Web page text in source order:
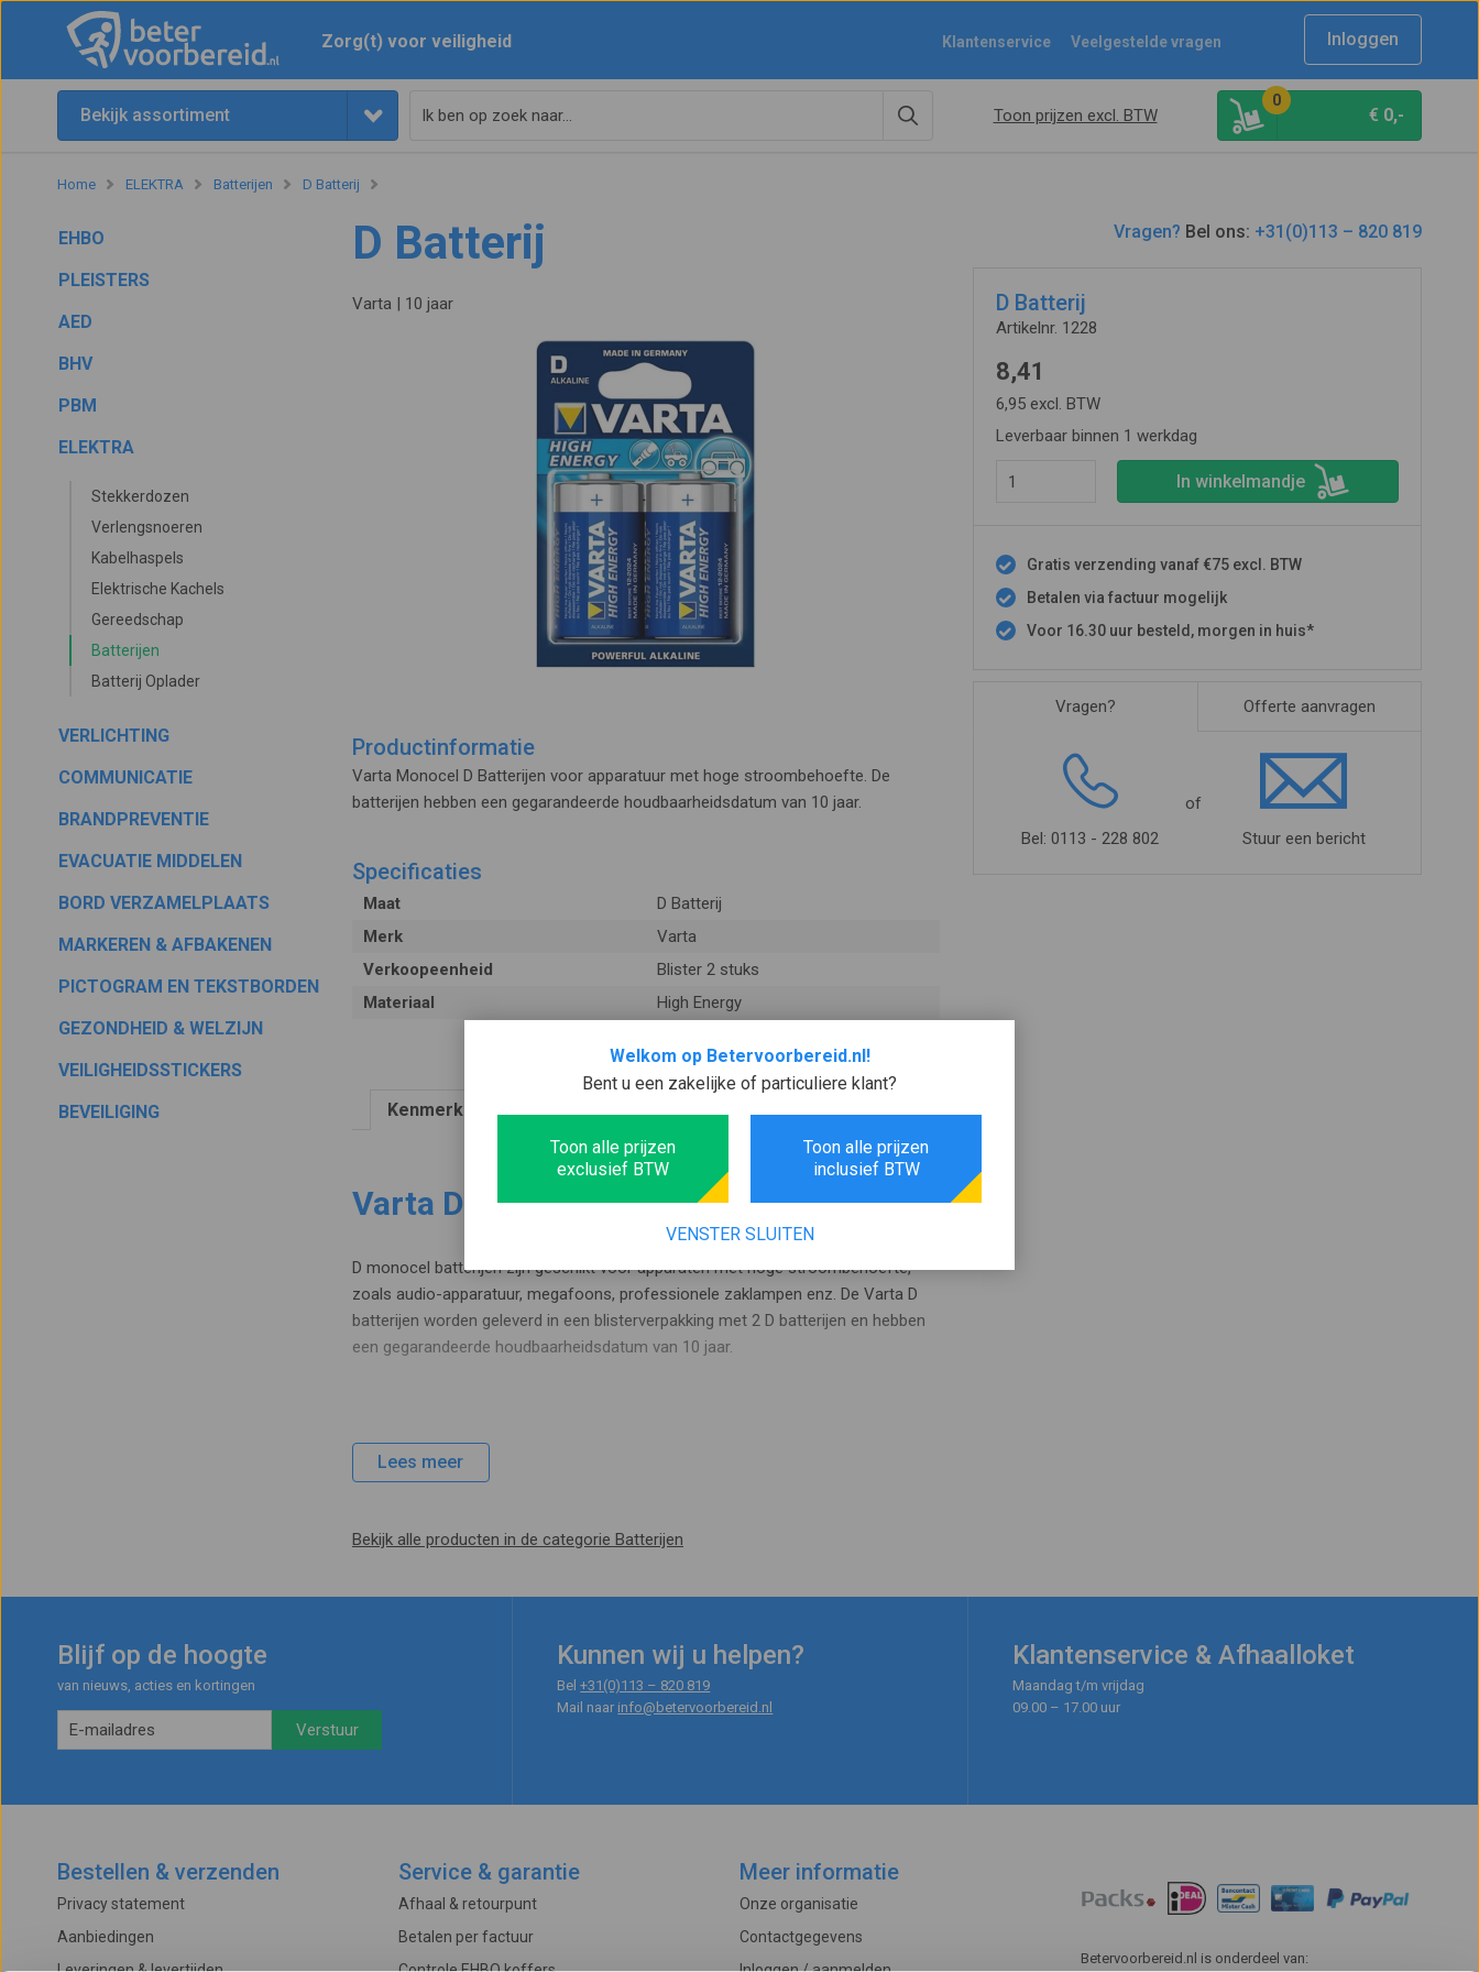
Zorg(t) voor veiligheid Klantenservice Veelgestelde vragen Inloggen
Bekijk assortiment Toon prijzen excl. BTW
0
€ 0,-
Home ELEKTRA Batterijen D Batterij
EHBO
PLEISTERS
AED
BHV
PBM
ELEKTRA
Stekkerdozen
Verlengsnoeren
Kabelhaspels
Elektrische Kachels
Gereedschap
Batterijen
Batterij Oplader
VERLICHTING
COMMUNICATIE
BRANDPREVENTIE
EVACUATIE MIDDELEN
BORD VERZAMELPLAATS
MARKEREN & AFBAKENEN
PICTOGRAM EN TEKSTBORDEN
GEZONDHEID & WELZIJN
VEILIGHEIDSSTICKERS
BEVEILIGING
D Batterij
Varta | 10 jaar
Productinformatie
Varta Monocel D Batterijen voor apparatuur met hoge stroombehoefte. De
batterijen hebben een gegarandeerde houdbaarheidsdatum van 10 jaar.
Specificaties
Maat
D Batterij
Merk
Varta
Verkoopeenheid
Blister 2 stuks
Materiaal
High Energy
Kenmerken
Varta D Batterijen kopen
D monocel batterijen zijn geschikt voor apparaten met hoge stroombehoefte,
zoals audio-apparatuur, megafoons, professionele zaklampen enz. De Varta D
batterijen worden geleverd in een blisterverpakking met 2 D batterijen en hebben
een gegarandeerde houdbaarheidsdatum van 10 jaar.
Lees meer
Vragen? Bel ons: +31(0)113 – 820 819
D Batterij
Artikelnr. 1228
8,41
6,95 excl. BTW
Leverbaar binnen 1 werkdag
In winkelmandje
Gratis verzending vanaf €75 excl. BTW
Betalen via factuur mogelijk
Voor 16.30 uur besteld, morgen in huis*
Vragen? Offerte aanvragen
Bel: 0113 - 228 802
of
Stuur een bericht
Bekijk alle producten in de categorie Batterijen
Blijf op de hoogte
van nieuws, acties en kortingen
Kunnen wij u helpen?
Bel+31(0)113 – 820 819
Mail naar info@betervoorbereid.nl
Klantenservice & Afhaalloket
Maandag t/m vrijdag
09.00 – 17.00 uur
Bestellen & verzenden
Privacy statement
Aanbiedingen
Service & garantie
Afhaal & retourpunt
Betalen per factuur
Meer informatie
Onze organisatie
Contactgegevens
Betervoorbereid.nl is onderdeel van:
Welkom op Betervoorbereid.nl!
Bent u een zakelijke of particuliere klant?
Toon alle prijzen
exclusief BTW
Toon alle prijzen
inclusief BTW
VENSTER SLUITEN